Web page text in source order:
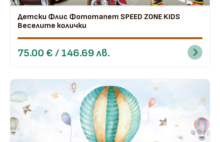
Детски Флис Фототапет SPEED ZONE KIDS
Веселите колички
75.00 € / 146.69 лв.